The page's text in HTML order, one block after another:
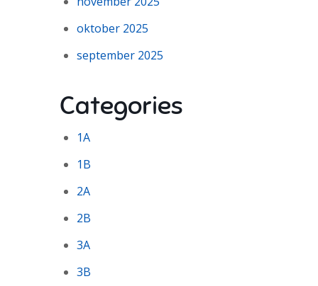
oktober 2025
september 2025
Categories
1A
1B
2A
2B
3A
3B